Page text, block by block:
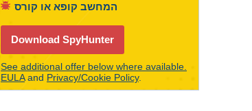
המחשב קופא או קורס
Download SpyHunter
See additional offer below where available.
EULAand Privacy/Cookie Policy.